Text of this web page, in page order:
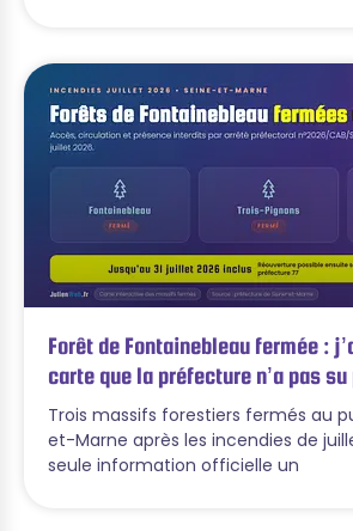
Forêt de Fontainebleau fermée :
carte que la préfecture n’a pas
Trois massifs forestiers fermés au
et-Marne après les incendies de
seule information officielle un